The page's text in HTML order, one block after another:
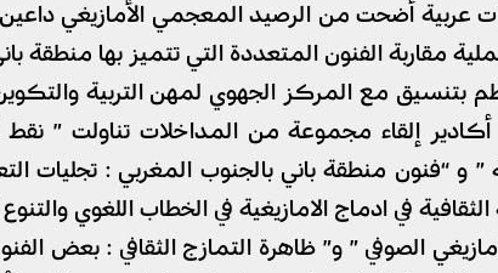
عربية أضحت من الرصيد المعجمي الأمازيغي داعين
مقاربة الفنون المتعددة التي تتميز بها منطقة
بتنسيق مع المركز الجهوي لمهن التربية
إلقاء مجموعة من المداخلات تناولت ” نقط
” و “فنون منطقة باني بالجنوب المغربي : تجليات
في ادماج الامازيغية في الخطاب اللغوي
الصوفي ” و” ظاهرة التمازج الثقافي : بعض